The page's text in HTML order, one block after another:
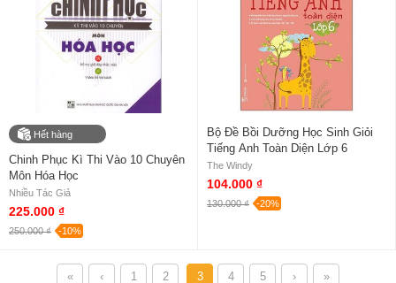
Hết hàng
Chinh Phục Kì Thi Vào 10 Chuyên
Môn Hóa Học
Nhiều Tác Giả
225.000 ₫
250.000 ₫ -10%
Bộ Đề Bồi Dưỡng Học Sinh Giỏi
Tiếng Anh Toàn Diện Lớp 6
The Windy
104.000 ₫
130.000 ₫ -20%
« ‹ 1 2 3 4 5 › »